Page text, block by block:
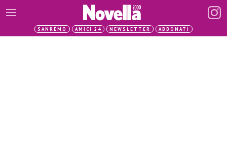
SANREMO AMICI 24 NEWSLETTER ABBONATI